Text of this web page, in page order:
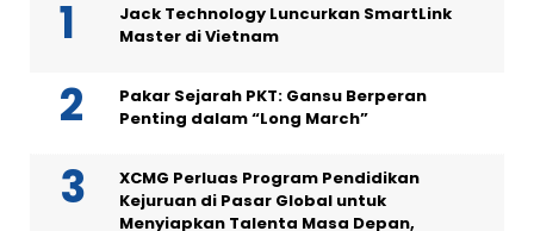
Jack Technology Luncurkan SmartLink
Master di Vietnam
Pakar Sejarah PKT: Gansu Berperan
Penting dalam “Long March”
XCMG Perluas Program Pendidikan
Kejuruan di Pasar Global untuk
Menyiapkan Talenta Masa Depan,